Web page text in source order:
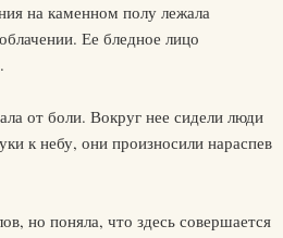
на каменном полу лежала
Ее бледное лицо
от боли. Вокруг нее сидели люди
к небу, они произносили нараспев
но поняла, что здесь совершается